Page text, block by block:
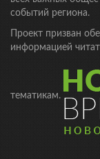
событий региона.
Проект призван
информацией
тематикам.